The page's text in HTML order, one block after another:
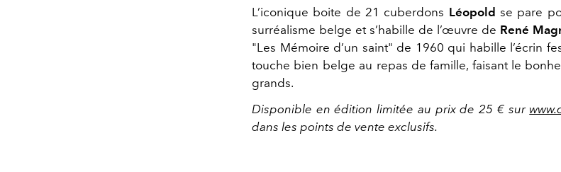
L’iconique boite de 21 cuberdons Léopold se pare
surréalisme belge et s’habille de l’œuvre de René
"Les Mémoire d’un saint" de 1960 qui habille l’écrin
touche bien belge au repas de famille, faisant le
grands.
Disponible en édition limitée au prix de 25 € sur
dans les points de vente exclusifs.